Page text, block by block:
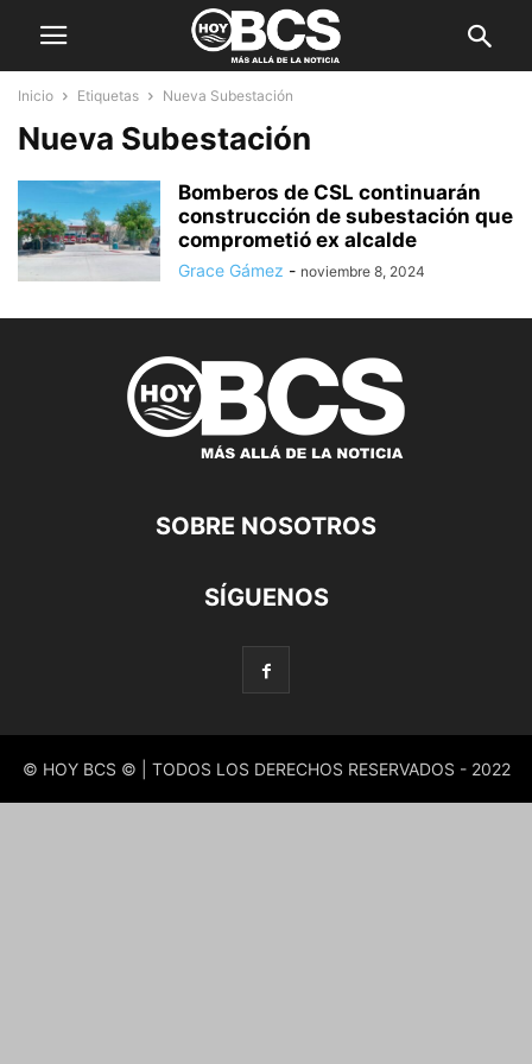
Inicio Etiquetas Nueva Subestación
Nueva Subestación
Bomberos de CSL continuarán
construcción de subestación que
comprometió ex alcalde
Grace Gámez - noviembre 8, 2024
SOBRE NOSOTROS
SÍGUENOS
© HOY BCS © | TODOS LOS DERECHOS RESERVADOS - 2022